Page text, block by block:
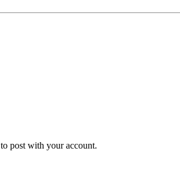
to post with your account.